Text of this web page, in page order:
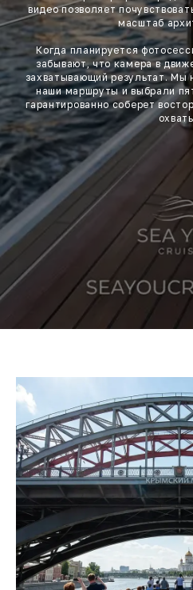
видео позволяет
масштаб
Когда планируется
забывают, что камера в
захватывающий результат. Мы
наши маршруты и выбрали
гарантированно соберет